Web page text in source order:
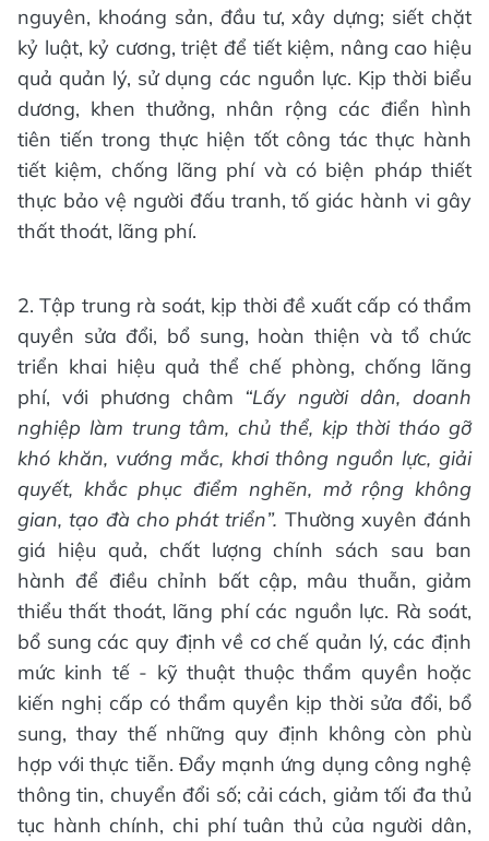
nguyên, khoáng sản, đầu tư, xây dựng; siết chặt
kỷ luật, kỷ cương, triệt để tiết kiệm, nâng cao hiệu
quả quản lý, sử dụng các nguồn lực. Kịp thời biểu
dương, khen thưởng, nhân rộng các điển hình
tiên tiến trong thực hiện tốt công tác thực hành
tiết kiệm, chống lãng phí và có biện pháp thiết
thực bảo vệ người đấu tranh, tố giác hành vi gây
thất thoát, lãng phí.
2. Tập trung rà soát, kịp thời đề xuất cấp có thẩm
quyền sửa đổi, bổ sung, hoàn thiện và tổ chức
triển khai hiệu quả thể chế phòng, chống lãng
phí, với phương châm “Lấy người dân, doanh
nghiệp làm trung tâm, chủ thể, kịp thời tháo gỡ
khó khăn, vướng mắc, khơi thông nguồn lực, giải
quyết, khắc phục điểm nghẽn, mở rộng không
gian, tạo đà cho phát triển”. Thường xuyên đánh
giá hiệu quả, chất lượng chính sách sau ban
hành để điều chỉnh bất cập, mâu thuẫn, giảm
thiểu thất thoát, lãng phí các nguồn lực. Rà soát,
bổ sung các quy định về cơ chế quản lý, các định
mức kinh tế - kỹ thuật thuộc thẩm quyền hoặc
kiến nghị cấp có thẩm quyền kịp thời sửa đổi, bổ
sung, thay thế những quy định không còn phù
hợp với thực tiễn. Đẩy mạnh ứng dụng công nghệ
thông tin, chuyển đổi số; cải cách, giảm tối đa thủ
tục hành chính, chi phí tuân thủ của người dân,